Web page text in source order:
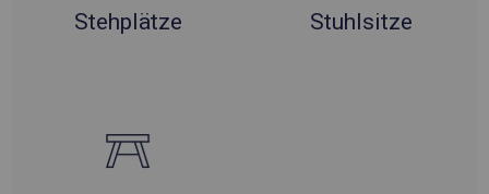
Stehplätze
Stuhlsitze